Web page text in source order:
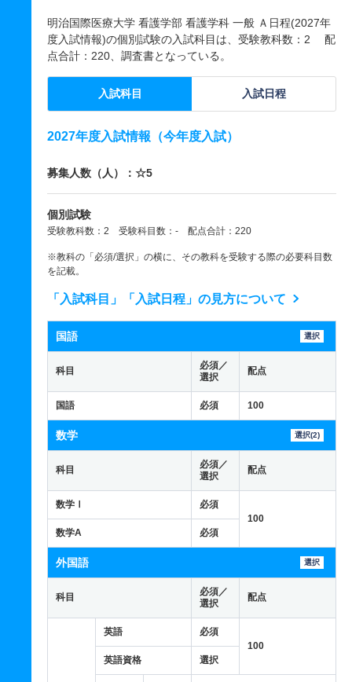
明治国際医療大学 看護学部 看護学科 一般 Ａ日程(2027年
度入試情報)の個別試験の入試科目は、受験教科数：2 配
点合計：220、調査書となっている。
入試科目 入試日程
2027年度入試情報（今年度入試）
募集人数（人）：☆5
個別試験
受験教科数：2 受験科目数：- 配点合計：220
※教科の「必須/選択」の横に、その教科を受験する際の必要科目数
を記載。
「入試科目」「入試日程」の見方について
国語 選択
科目
必須／
選択
配点
国語 必須 100
数学 選択(2)
科目
必須／
選択
配点
数学Ⅰ
必須
100
数学A
必須
外国語 選択
科目
必須／
選択
配点
英語
必須
100
英語資格
選択